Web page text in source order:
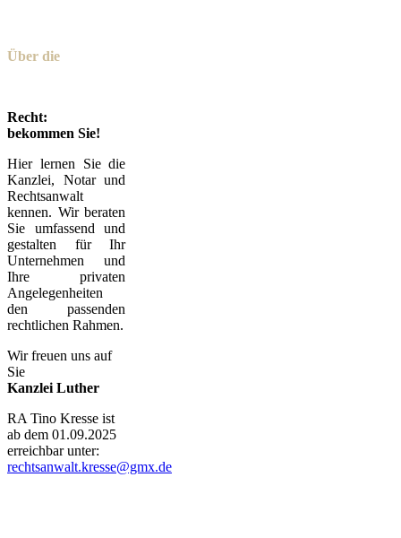
Über die
Recht:
bekommen Sie!
Hier lernen Sie die
Kanzlei, Notar und
Rechtsanwalt
kennen. Wir beraten
Sie umfassend und
gestalten für Ihr
Unternehmen und
Ihre privaten
Angelegenheiten
den passenden
rechtlichen Rahmen.
Wir freuen uns auf
Sie
Kanzlei Luther
RA Tino Kresse ist
ab dem 01.09.2025
erreichbar unter:
rechtsanwalt.kresse@gmx.de